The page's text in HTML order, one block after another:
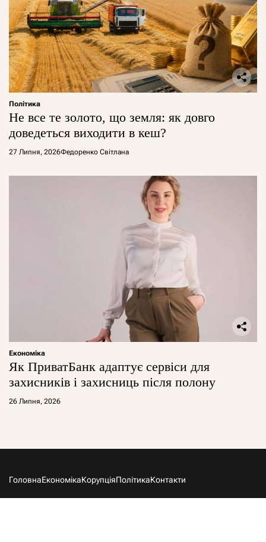
Політика
Не все те золото, що земля: як довго
доведеться виходити в кеш?
27 Липня, 2026Федоренко Світлана
Економіка
Як ПриватБанк адаптує сервіси для
захисників і захисниць після полону
26 Липня, 2026
ГоловнаЕкономікаКорупціяПолітикаКонтакти